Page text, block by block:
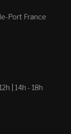
Port France
| 14h - 18h